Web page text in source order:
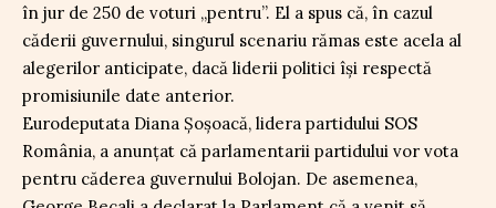
în jur de 250 de voturi „pentru”. El a spus că, în cazul
căderii guvernului, singurul scenariu rămas este acela al
alegerilor anticipate, dacă liderii politici își respectă
promisiunile date anterior.
Eurodeputata Diana Șoșoacă, lidera partidului SOS
România, a anunțat că parlamentarii partidului vor vota
pentru căderea guvernului Bolojan. De asemenea,